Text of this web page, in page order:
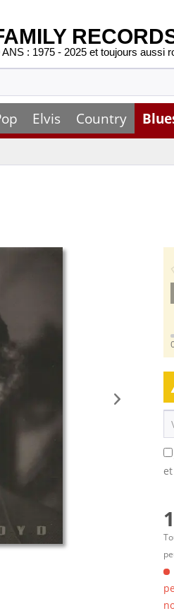
: 1975 - 2025 et toujours aussi
Elvis Country